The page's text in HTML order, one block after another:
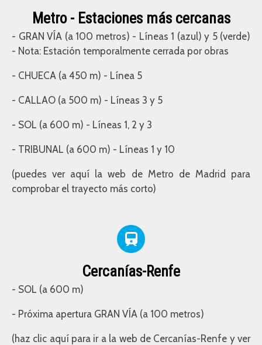
Metro - Estaciones más cercanas
- GRAN VÍA (a 100 metros) - Líneas 1 (azul) y 5 (verde)
- Nota: Estación temporalmente cerrada por obras
- CHUECA (a 450 m) - Línea 5
- CALLAO (a 500 m) - Líneas 3 y 5
- SOL (a 600 m) - Líneas 1, 2 y 3
- TRIBUNAL (a 600 m) - Líneas 1 y 10
(puedes ver aquí la web de Metro de Madrid para
comprobar el trayecto más corto)
Cercanías-Renfe
- SOL (a 600 m)
- Próxima apertura GRAN VÍA (a 100 metros)
(haz clic aquí para ir a la web de Cercanías-Renfe y ver